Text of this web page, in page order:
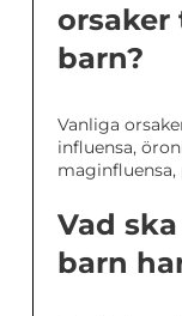
orsaker
barn?
Vanliga
influensa,
Vad
barn